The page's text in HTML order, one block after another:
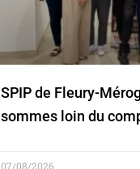
SPIP de Fleury-
sommes loin du
07/08/2026